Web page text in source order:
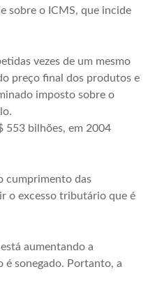
sobre o ICMS, que incide
vezes de um mesmo
preço final dos produtos e
imposto sobre o
553 bilhões, em 2004
cumprimento das
o excesso tributário que é
aumentando a
é sonegado. Portanto, a